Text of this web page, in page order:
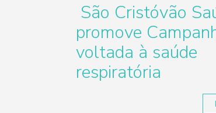
São Cristóvão
promove
voltada à saúde
respiratória